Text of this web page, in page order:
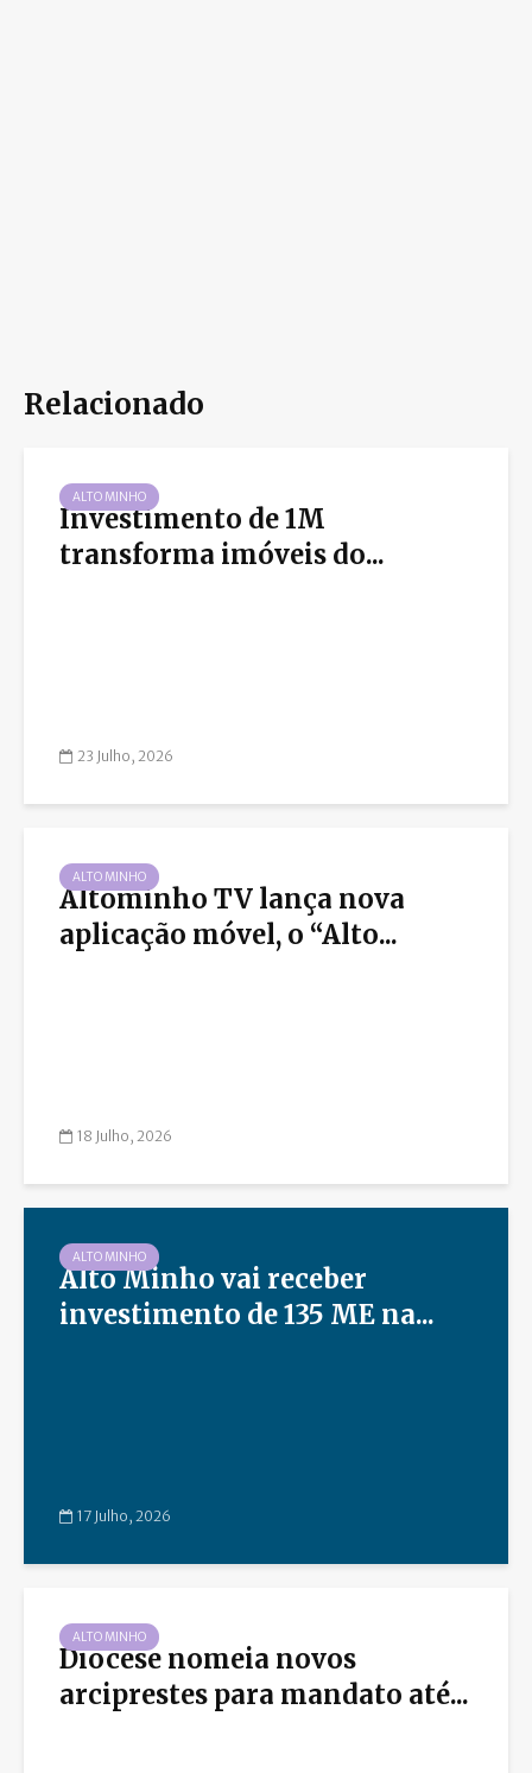
Relacionado
ALTO MINHO
Investimento de 1M
transforma imóveis do...
23 Julho, 2026
ALTO MINHO
Altominho TV lança nova
aplicação móvel, o “Alto...
18 Julho, 2026
ALTO MINHO
Alto Minho vai receber
investimento de 135 ME na...
17 Julho, 2026
ALTO MINHO
Diocese nomeia novos
arciprestes para mandato até...